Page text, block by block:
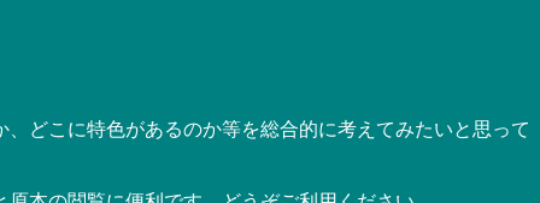
どこに特色があるのか等を総合的に考えてみたいと思って